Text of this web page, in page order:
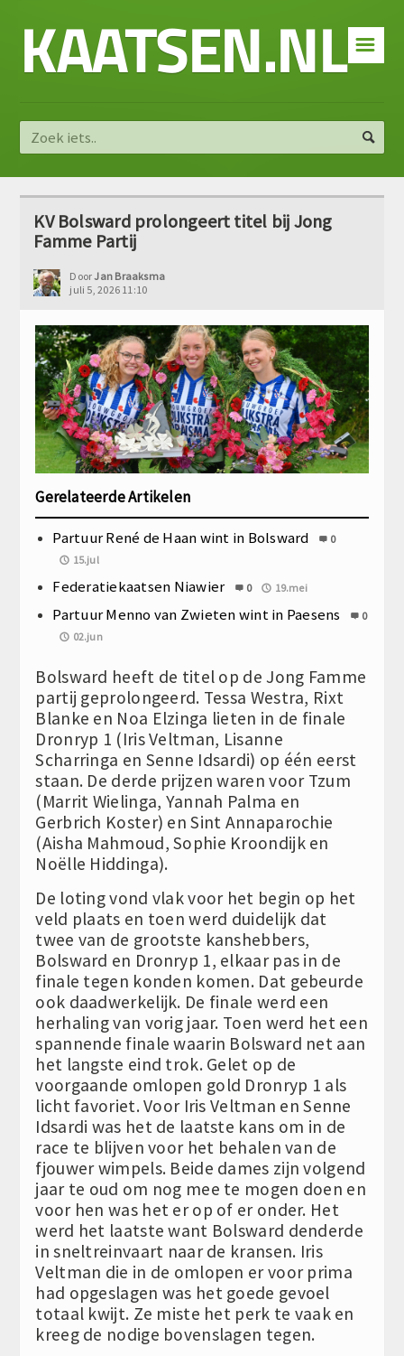
☰
KAATSEN.NL
KV Bolsward prolongeert titel bij Jong
Famme Partij
DoorJan Braaksma
juli 5, 2026 11:10
Gerelateerde Artikelen
Partuur René de Haan wint in Bolsward
0
15.jul
Federatiekaatsen Niawier 0 19.mei
Partuur Menno van Zwieten wint in Paesens
0
02.jun
Bolsward heeft de titel op de Jong Famme
partij geprolongeerd. Tessa Westra, Rixt
Blanke en Noa Elzinga lieten in de finale
Dronryp 1 (Iris Veltman, Lisanne
Scharringa en Senne Idsardi) op één eerst
staan. De derde prijzen waren voor Tzum
(Marrit Wielinga, Yannah Palma en
Gerbrich Koster) en Sint Annaparochie
(Aisha Mahmoud, Sophie Kroondijk en
Noëlle Hiddinga).
De loting vond vlak voor het begin op het
veld plaats en toen werd duidelijk dat
twee van de grootste kanshebbers,
Bolsward en Dronryp 1, elkaar pas in de
finale tegen konden komen. Dat gebeurde
ook daadwerkelijk. De finale werd een
herhaling van vorig jaar. Toen werd het een
spannende finale waarin Bolsward net aan
het langste eind trok. Gelet op de
voorgaande omlopen gold Dronryp 1 als
licht favoriet. Voor Iris Veltman en Senne
Idsardi was het de laatste kans om in de
race te blijven voor het behalen van de
fjouwer wimpels. Beide dames zijn volgend
jaar te oud om nog mee te mogen doen en
voor hen was het er op of er onder. Het
werd het laatste want Bolsward denderde
in sneltreinvaart naar de kransen. Iris
Veltman die in de omlopen er voor prima
had opgeslagen was het goede gevoel
totaal kwijt. Ze miste het perk te vaak en
kreeg de nodige bovenslagen tegen.